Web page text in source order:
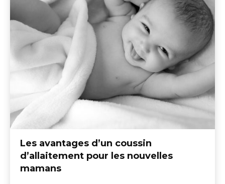
Les avantages d’un coussin
d’allaitement pour les nouvelles
mamans